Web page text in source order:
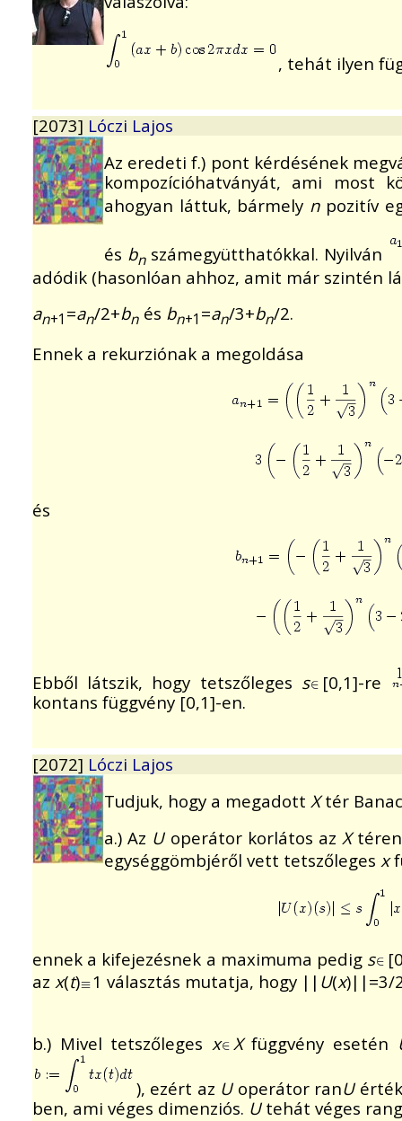
, tehát ilyen
[2073] Lóczi Lajos
Az eredeti f.) pont kérdésének
kompozícióhatványát, ami most
ahogyan láttuk, bármely npozitív
és bnszámegyütthatókkal. Nyilván
adódik (hasonlóan ahhoz, amit már szintén
an+1 =an/2+bn és bn+1 =an/3+bn/2.
Ennek a rekurziónak a megoldása
és
Ebből látszik, hogy tetszőleges s
[0,1]-re
kontans függvény [0,1]-en.
[2072] Lóczi Lajos
Tudjuk, hogy a megadott Xtér
a.) Az Uoperátor korlátos az X
egységgömbjéről vett tetszőleges x
ennek a kifejezésnek a maximuma pedig s
az x(t) 1 választás mutatja, hogy || U(x)||=3/
b.) Mivel tetszőleges x Xfüggvény esetén
), ezért az Uoperátor ranU
ben, ami véges dimenziós. Utehát véges